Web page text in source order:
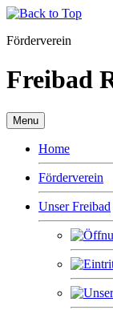
Förderverein
Freibad
Menu
Home
Förderverein
Unser Freibad